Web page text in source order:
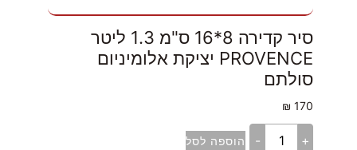
סיר קדירה 8*16 ס"מ 1.3 ליטר
PROVENCE יציקת אלומיניום
סולתם
170
₪
+
- הוספה לסל